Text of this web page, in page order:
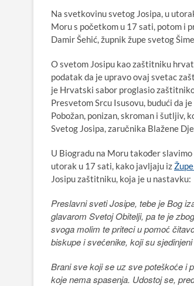
Na svetkovinu svetog Josipa, u
Moru s početkom u 17 sati, potom i
Damir Šehić, župnik župe svetog
O svetom Josipu kao zaštitniku
podatak da je upravo ovaj svetac
je Hrvatski sabor proglasio
Presvetom Srcu Isusovu, budući da
Pobožan, ponizan, skroman i šutljiv,
Svetog Josipa, zaručnika Blažene
U Biogradu na Moru također
utorak u 17 sati, kako javljaju iz
Josipu zaštitniku, koja je u nastavku:
Preslavni sveti Josipe, tebe je Bog
glavarom Svetoj Obitelji, pa te je
svoga molim te priteci u pomoć
biskupe i svećenike, koji su
Brani sve koji se uz sve poteškoće i
koje nema spasenja. Udostoj se,